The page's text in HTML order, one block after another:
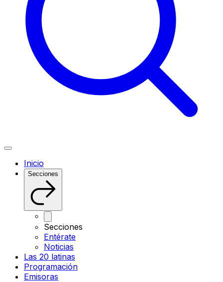
Inicio
Secciones
Secciones
Entérate
Noticias
Las 20 latinas
Programación
Emisoras